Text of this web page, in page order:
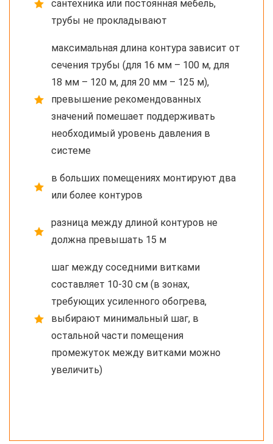
сантехника или постоянная мебель,
трубы не прокладывают
максимальная длина контура зависит от
сечения трубы (для 16 мм – 100 м, для
18 мм – 120 м, для 20 мм – 125 м),
превышение рекомендованных
значений помешает поддерживать
необходимый уровень давления в
системе
в больших помещениях монтируют два
или более контуров
разница между длиной контуров не
должна превышать 15 м
шаг между соседними витками
составляет 10-30 см (в зонах,
требующих усиленного обогрева,
выбирают минимальный шаг, в
остальной части помещения
промежуток между витками можно
увеличить)